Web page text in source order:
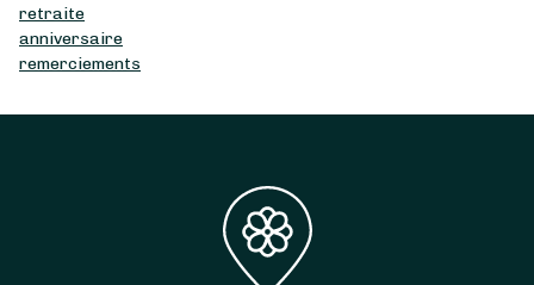
retraite
anniversaire
remerciements